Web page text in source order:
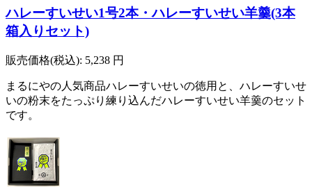
ハレーすいせい1号2本・ハレーすいせい羊羹(3本
箱入りセット)
販売価格(税込): 5,238 円
まるにやの人気商品ハレーすいせいの徳用と、ハレーすいせ
いの粉末をたっぷり練り込んだハレーすいせい羊羹のセット
です。